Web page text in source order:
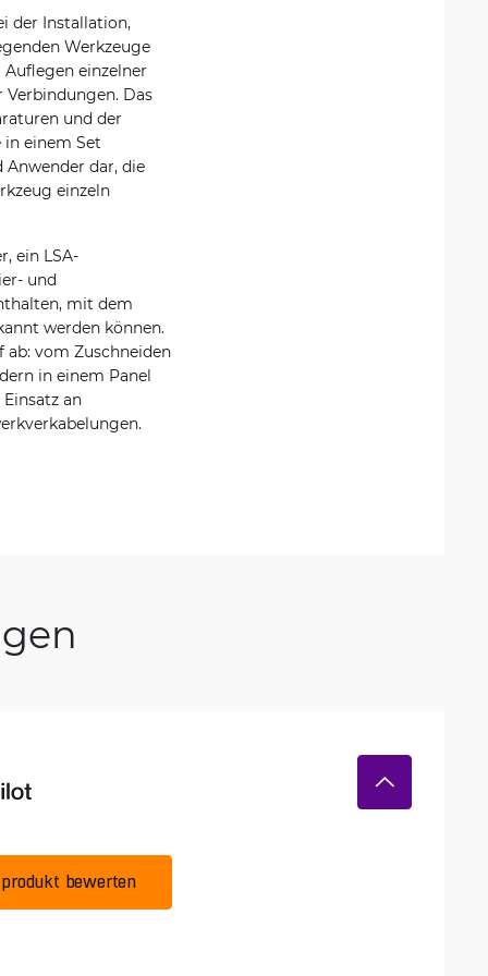
der Installation,
Werkzeuge
einzelner
Das
und der
einem Set
dar, die
einzeln
ein LSA-
und
mit dem
werden können.
vom Zuschneiden
in einem Panel
an
produkt bewerten